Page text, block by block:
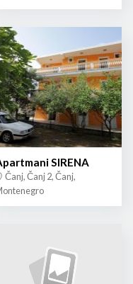
SIRENA
Čanj, Čanj 2, Čanj,